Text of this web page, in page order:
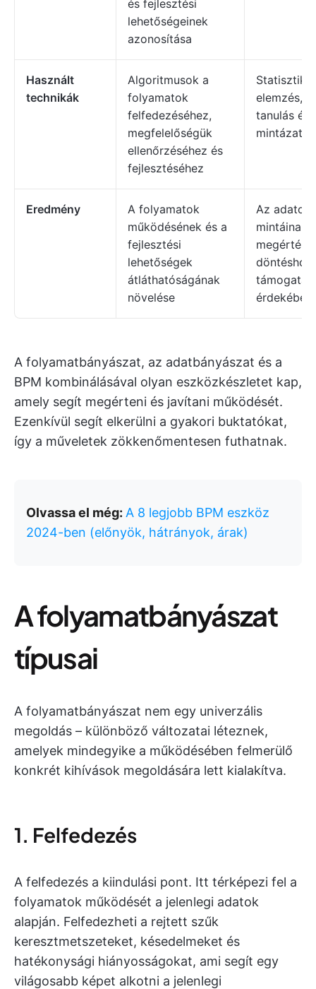
és fejlesztési
lehetőségeinek
azonosítása
Használt
technikák
Algoritmusok a
folyamatok
felfedezéséhez,
megfelelőségük
ellenőrzéséhez és
fejlesztéséhez
Statisztikai
elemzés,
tanulás és
Eredmény
A folyamatok
működésének és a
fejlesztési
lehetőségek
átláthatóságának
növelése
Az adatok
mintáinak
megértése
érdekében
A folyamatbányászat, az adatbányászat és a
BPM kombinálásával olyan eszközkészletet kap,
amely segít megérteni és javítani működését.
Ezenkívül segít elkerülni a gyakori buktatókat,
így a műveletek zökkenőmentesen futhatnak.
Olvassa el még: A 8 legjobb BPM eszköz
2024-ben (előnyök, hátrányok, árak)
A folyamatbányászat
típusai
A folyamatbányászat nem egy univerzális
megoldás – különböző változatai léteznek,
amelyek mindegyike a működésében felmerülő
konkrét kihívások megoldására lett kialakítva.
1. Felfedezés
A felfedezés a kiindulási pont. Itt térképezi fel a
folyamatok működését a jelenlegi adatok
alapján. Felfedezheti a rejtett szűk
keresztmetszeteket, késedelmeket és
hatékonysági hiányosságokat, ami segít egy
világosabb képet alkotni a jelenlegi